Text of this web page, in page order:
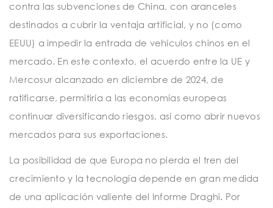
contra las subvenciones de China, con aranceles
destinados a cubrir la ventaja artificial, y no (como
EEUU) a impedir la entrada de vehículos chinos en el
mercado. En este contexto, el acuerdo entre la UE y
Mercosur alcanzado en diciembre de 2024, de
ratificarse, permitiría a las economías europeas
continuar diversificando riesgos, así como abrir nuevos
mercados para sus exportaciones.
La posibilidad de que Europa no pierda el tren del
crecimiento y la tecnología depende en gran medida
de una aplicación valiente del Informe Draghi. Por